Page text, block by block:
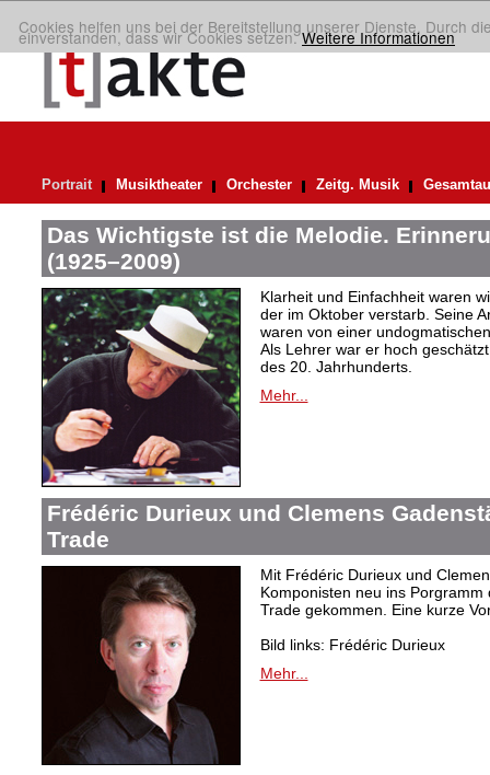
Cookies helfen uns bei der Bereitstellung unserer Dienste. Durch
einverstanden, dass wir Cookies setzen.Weitere Informationen
Portrait Musiktheater Orchester Zeitg. Musik
Das Wichtigste ist die Melodie.
(1925–2009)
Klarheit und Einfachheit waren
der im Oktober verstarb. Seine
waren von einer
Als Lehrer war er hoch
des 20. Jahrhunderts.
Mehr...
Frédéric Durieux und Clemens
Trade
Mit Frédéric Durieux und
Komponisten neu ins
Trade gekommen. Eine kurze
Bild links: Frédéric Durieux
Mehr...